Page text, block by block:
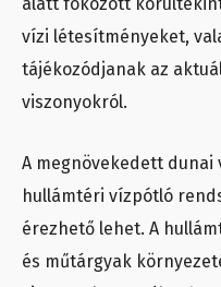
alatt fokozott
vízi létesítményeket,
tájékozódjanak az
viszonyokról.
A megnövekedett dunai
hullámtéri vízpótló
érezhető lehet. A
és műtárgyak